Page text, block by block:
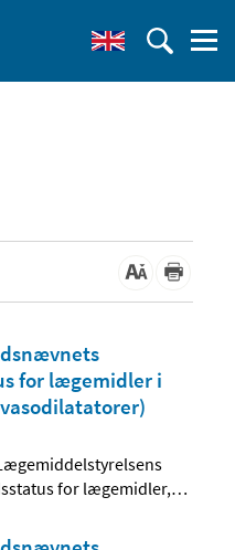
for lægemidler i
for lægemidler,…